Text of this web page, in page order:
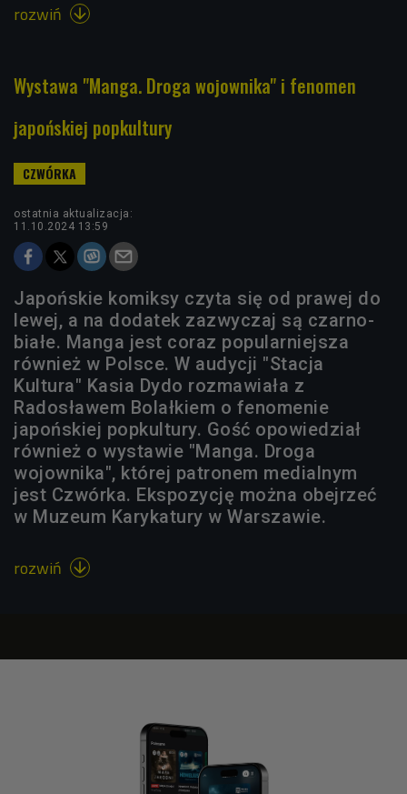
rozwiń 
Wystawa "Manga. Droga wojownika" i fenomen
japońskiej popkultury
ostatnia aktualizacja:
11.10.2024 13:59
Japońskie komiksy czyta się od prawej do
lewej, a na dodatek zazwyczaj są czarno-
białe. Manga jest coraz popularniejsza
również w Polsce. W audycji "Stacja
Kultura" Kasia Dydo rozmawiała z
Radosławem Bolałkiem o fenomenie
japońskiej popkultury. Gość opowiedział
również o wystawie "Manga. Droga
wojownika", której patronem medialnym
jest Czwórka. Ekspozycję można obejrzeć
w Muzeum Karykatury w Warszawie.
rozwiń 